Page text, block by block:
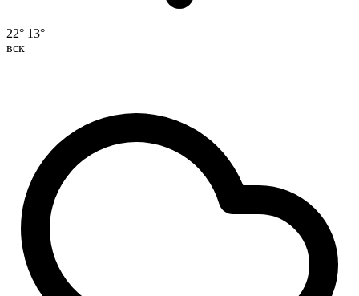
22° 13°
вск